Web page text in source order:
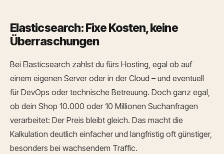
Elasticsearch: Fixe Kosten, keine
Überraschungen
Bei Elasticsearch zahlst du fürs Hosting, egal ob auf
einem eigenen Server oder in der Cloud – und eventuell
für DevOps oder technische Betreuung. Doch ganz egal,
ob dein Shop 10.000 oder 10 Millionen Suchanfragen
verarbeitet: Der Preis bleibt gleich. Das macht die
Kalkulation deutlich einfacher und langfristig oft günstiger,
besonders bei wachsendem Traffic.